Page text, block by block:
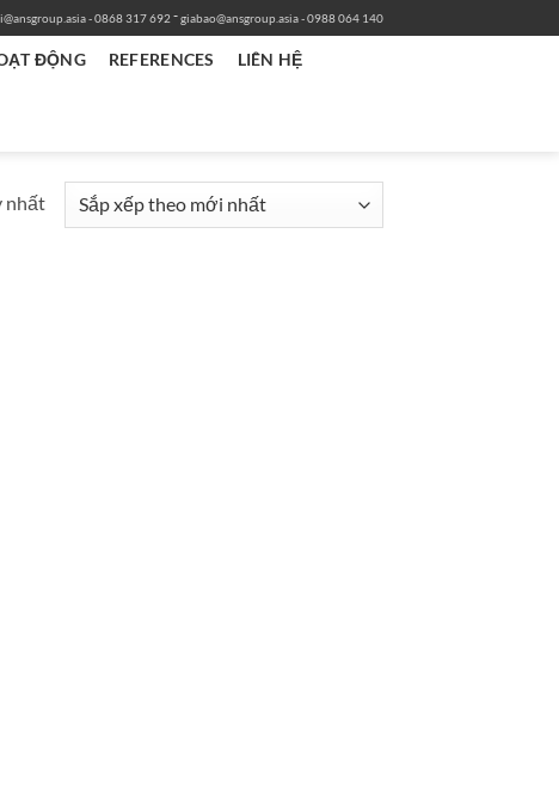
- 0868 317 692 -giabao@ansgroup.asia- 0988 064 140
ĐỘNG REFERENCES LIÊN HỆ
nhất